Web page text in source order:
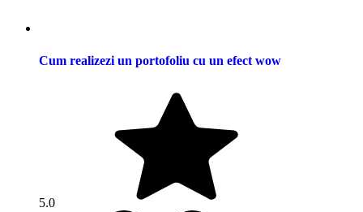
Cum realizezi un portofoliu cu un efect wow
5.0